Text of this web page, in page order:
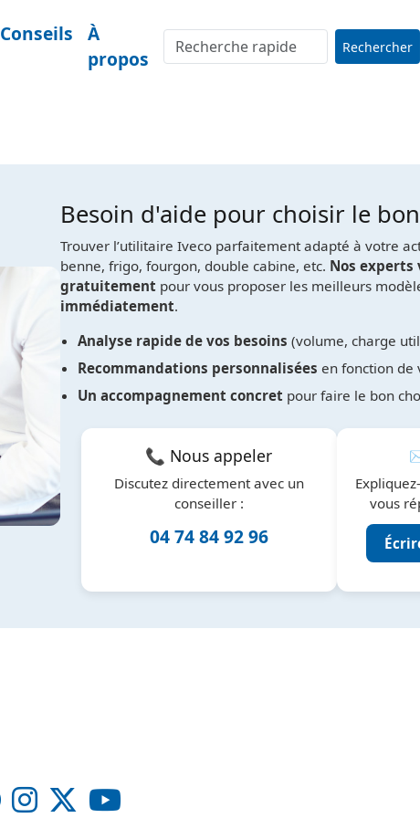
Conseils
À
propos
Rechercher
Besoin d'aide pour choisir le
Trouver l’utilitaire Iveco parfaitement adapté à votre
benne, frigo, fourgon, double cabine, etc. Nos experts
gratuitement pour vous proposer les meilleurs
immédiatement.
Analyse rapide de vos besoins (volume, charge
Recommandations personnalisées en fonction de
Un accompagnement concret pour faire le bon
📞 Nous appeler
Discutez directement avec un
conseiller :
04 74 84 92 96
vous